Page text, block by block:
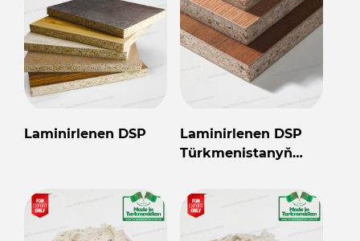
Laminirlenen DSP
Laminirlenen DSP
Türkmenistanyň